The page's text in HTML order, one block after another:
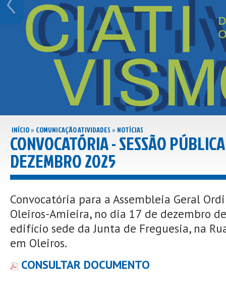
INÍCIO» COMUNICAÇÃO ATIVIDADES » NOTÍCIAS
CONVOCATÓRIA - SESSÃO
DEZEMBRO 2025
Convocatória para a Assembleia Geral
Oleiros-Amieira, no dia 17 de dezembro
edifício sede da Junta de Freguesia, na
em Oleiros.
CONSULTAR DOCUMENTO